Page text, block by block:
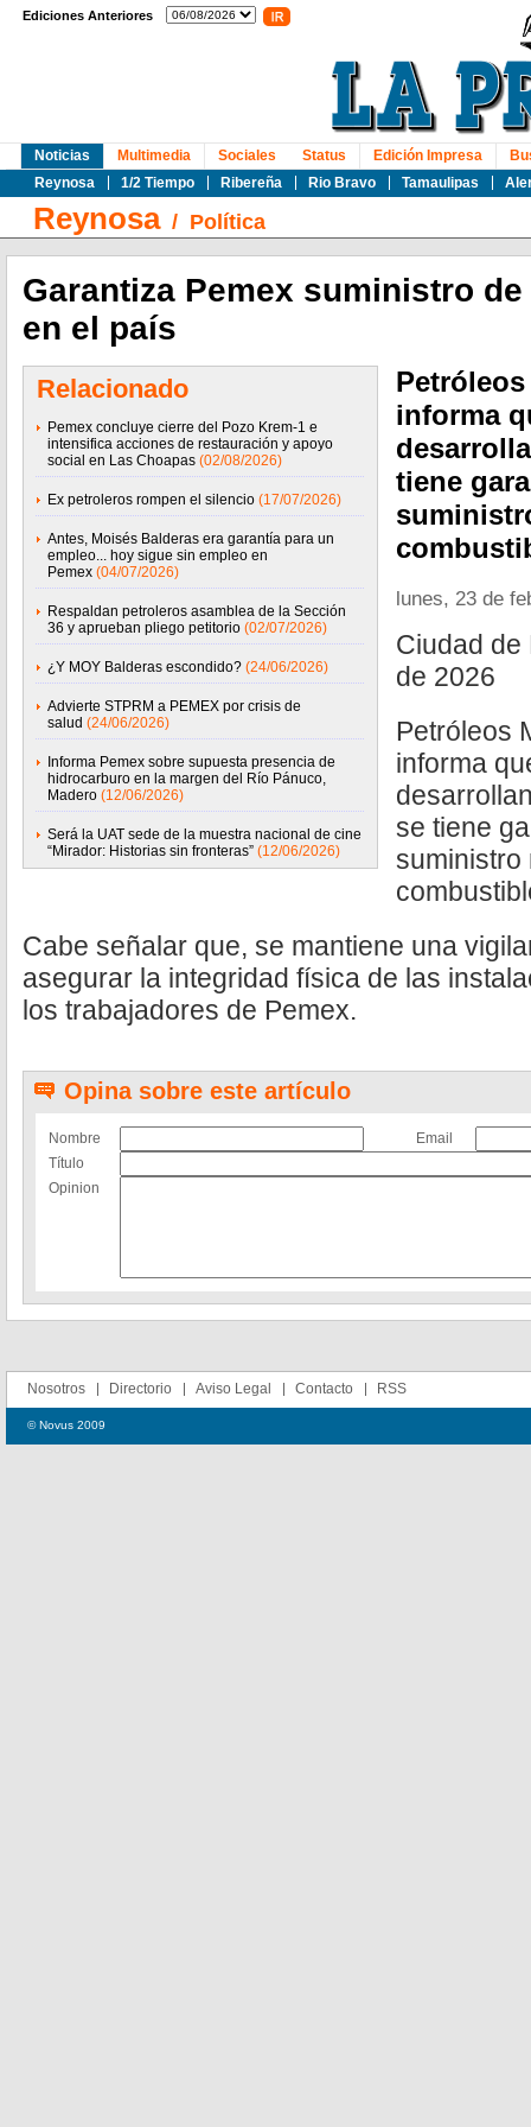
Ediciones Anteriores
Noticias
Reynosa
1/2 Tiempo Ribereña Rio Bravo Tamaulipas
Multimedia Sociales Status Edición Impresa
Reynosa/ Política
Garantiza Pemex suministro
en el país
Relacionado
Pemex concluye cierre del Pozo Krem-1 e
intensifica acciones de restauración y apoyo
social en Las Choapas (02/08/2026)
Ex petroleros rompen el silencio (17/07/2026)
Antes, Moisés Balderas era garantía para un
empleo... hoy sigue sin empleo en
Pemex (04/07/2026)
Respaldan petroleros asamblea de la Sección
36 y aprueban pliego petitorio (02/07/2026)
¿Y MOY Balderas escondido? (24/06/2026)
Advierte STPRM a PEMEX por crisis de
salud (24/06/2026)
Informa Pemex sobre supuesta presencia de
hidrocarburo en la margen del Río Pánuco,
Madero (12/06/2026)
Será la UAT sede de la muestra nacional de cine
“Mirador: Historias sin fronteras” (12/06/2026)
informa
tiene
lunes, 23 de
Ciudad de
de 2026
Petróleos
informa
se tiene
suministro
Cabe señalar que, se mantiene una
asegurar la integridad física de las
los trabajadores de Pemex.
Opina sobre este artículo
Nombre
Email
Título
Opinion
Nosotros Directorio Aviso Legal Contacto RSS
© Novus 2009